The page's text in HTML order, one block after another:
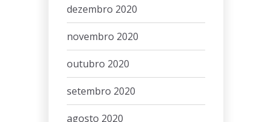
dezembro 2020
novembro 2020
outubro 2020
setembro 2020
agosto 2020